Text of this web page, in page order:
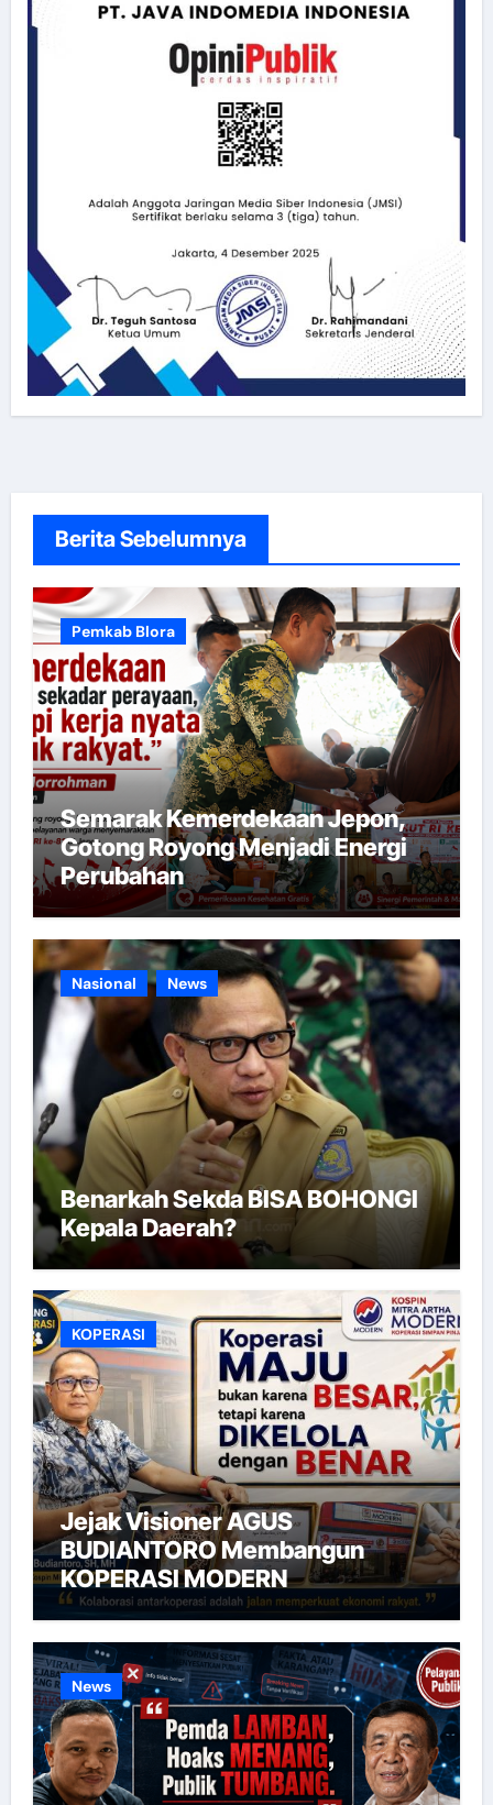
Berita Sebelumnya
Pemkab Blora
Semarak Kemerdekaan Jepon,
Gotong Royong Menjadi Energi
Perubahan
Nasional News
Benarkah Sekda BISA BOHONGI
Kepala Daerah?
KOPERASI
Jejak Visioner AGUS
BUDIANTORO Membangun
KOPERASI MODERN
News